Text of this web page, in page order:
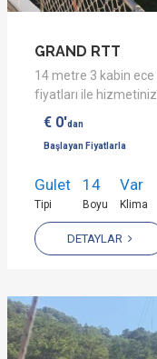
GRAND RTT
14 metre 3 kabin
fiyatları ile
€ 0'dan
Başlayan Fiyatlarla
Gulet
Tipi
14
Boyu
Var
Klima
DETAYLAR